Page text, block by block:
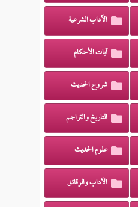
الآداب الشرعية
آيات الأحكام
شروح الحديث
التاريخ والتراجم
علوم الحديث
الآداب والرقائق